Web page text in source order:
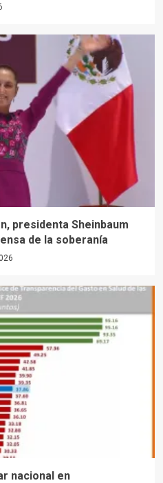
presidenta Sheinbaum
de la soberanía
nacional en